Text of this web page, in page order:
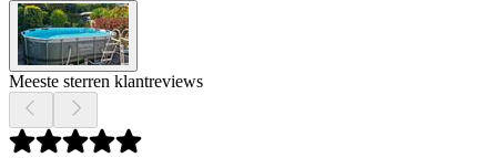
Meeste sterren klantreviews